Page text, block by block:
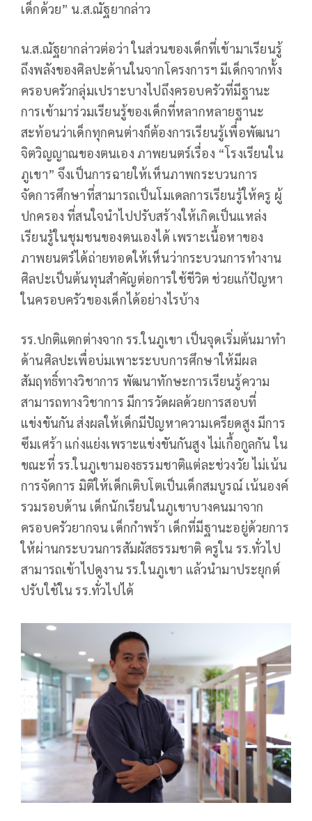
เด็กด้วย” น.ส.ณัฐยากล่าว
น.ส.ณัฐยากล่าวต่อว่า ในส่วนของเด็กที่เข้ามาเรียนรู้
ถึงพลังของศิลปะด้านในจากโครงการฯ มีเด็กจากทั้ง
ครอบครัวกลุ่มเปราะบางไปถึงครอบครัวที่มีฐานะ
การเข้ามาร่วมเรียนรู้ของเด็กที่หลากหลายฐานะ
สะท้อนว่าเด็กทุกคนต่างก็ต้องการเรียนรู้เพื่อพัฒนา
จิตวิญญาณของตนเอง ภาพยนตร์เรื่อง “โรงเรียนใน
ภูเขา” จึงเป็นการฉายให้เห็นภาพกระบวนการ
จัดการศึกษาที่สามารถเป็นโมเดลการเรียนรู้ให้ครู ผู้
ปกครอง ที่สนใจนำไปปรับสร้างให้เกิดเป็นแหล่ง
เรียนรู้ในชุมชนของตนเองได้ เพราะเนื้อหาของ
ภาพยนตร์ได้ถ่ายทอดให้เห็นว่ากระบวนการทำงาน
ศิลปะเป็นต้นทุนสำคัญต่อการใช้ชีวิต ช่วยแก้ปัญหา
ในครอบครัวของเด็กได้อย่างไรบ้าง
รร.ปกติแตกต่างจาก รร.ในภูเขา เป็นจุดเริ่มต้นมาทำ
ด้านศิลปะเพื่อบ่มเพาะระบบการศึกษาให้มีผล
สัมฤทธิ์ทางวิชาการ พัฒนาทักษะการเรียนรู้ความ
สามารถทางวิชาการ มีการวัดผลด้วยการสอบที่
แข่งขันกัน ส่งผลให้เด็กมีปัญหาความเครียดสูง มีการ
ซึมเศร้า แก่งแย่งเพราะแข่งขันกันสูง ไม่เกื้อกูลกัน ใน
ขณะที่ รร.ในภูเขามองธรรมชาติแต่ละช่วงวัย ไม่เน้น
การจัดการ มิติให้เด็กเติบโตเป็นเด็กสมบูรณ์ เน้นองค์
รวมรอบด้าน เด็กนักเรียนในภูเขาบางคนมาจาก
ครอบครัวยากจน เด็กกำพร้า เด็กที่มีฐานะอยู่ด้วยการ
ให้ผ่านกระบวนการสัมผัสธรรมชาติ ครูใน รร.ทั่วไป
สามารถเข้าไปดูงาน รร.ในภูเขา แล้วนำมาประยุกต์
ปรับใช้ใน รร.ทั่วไปได้